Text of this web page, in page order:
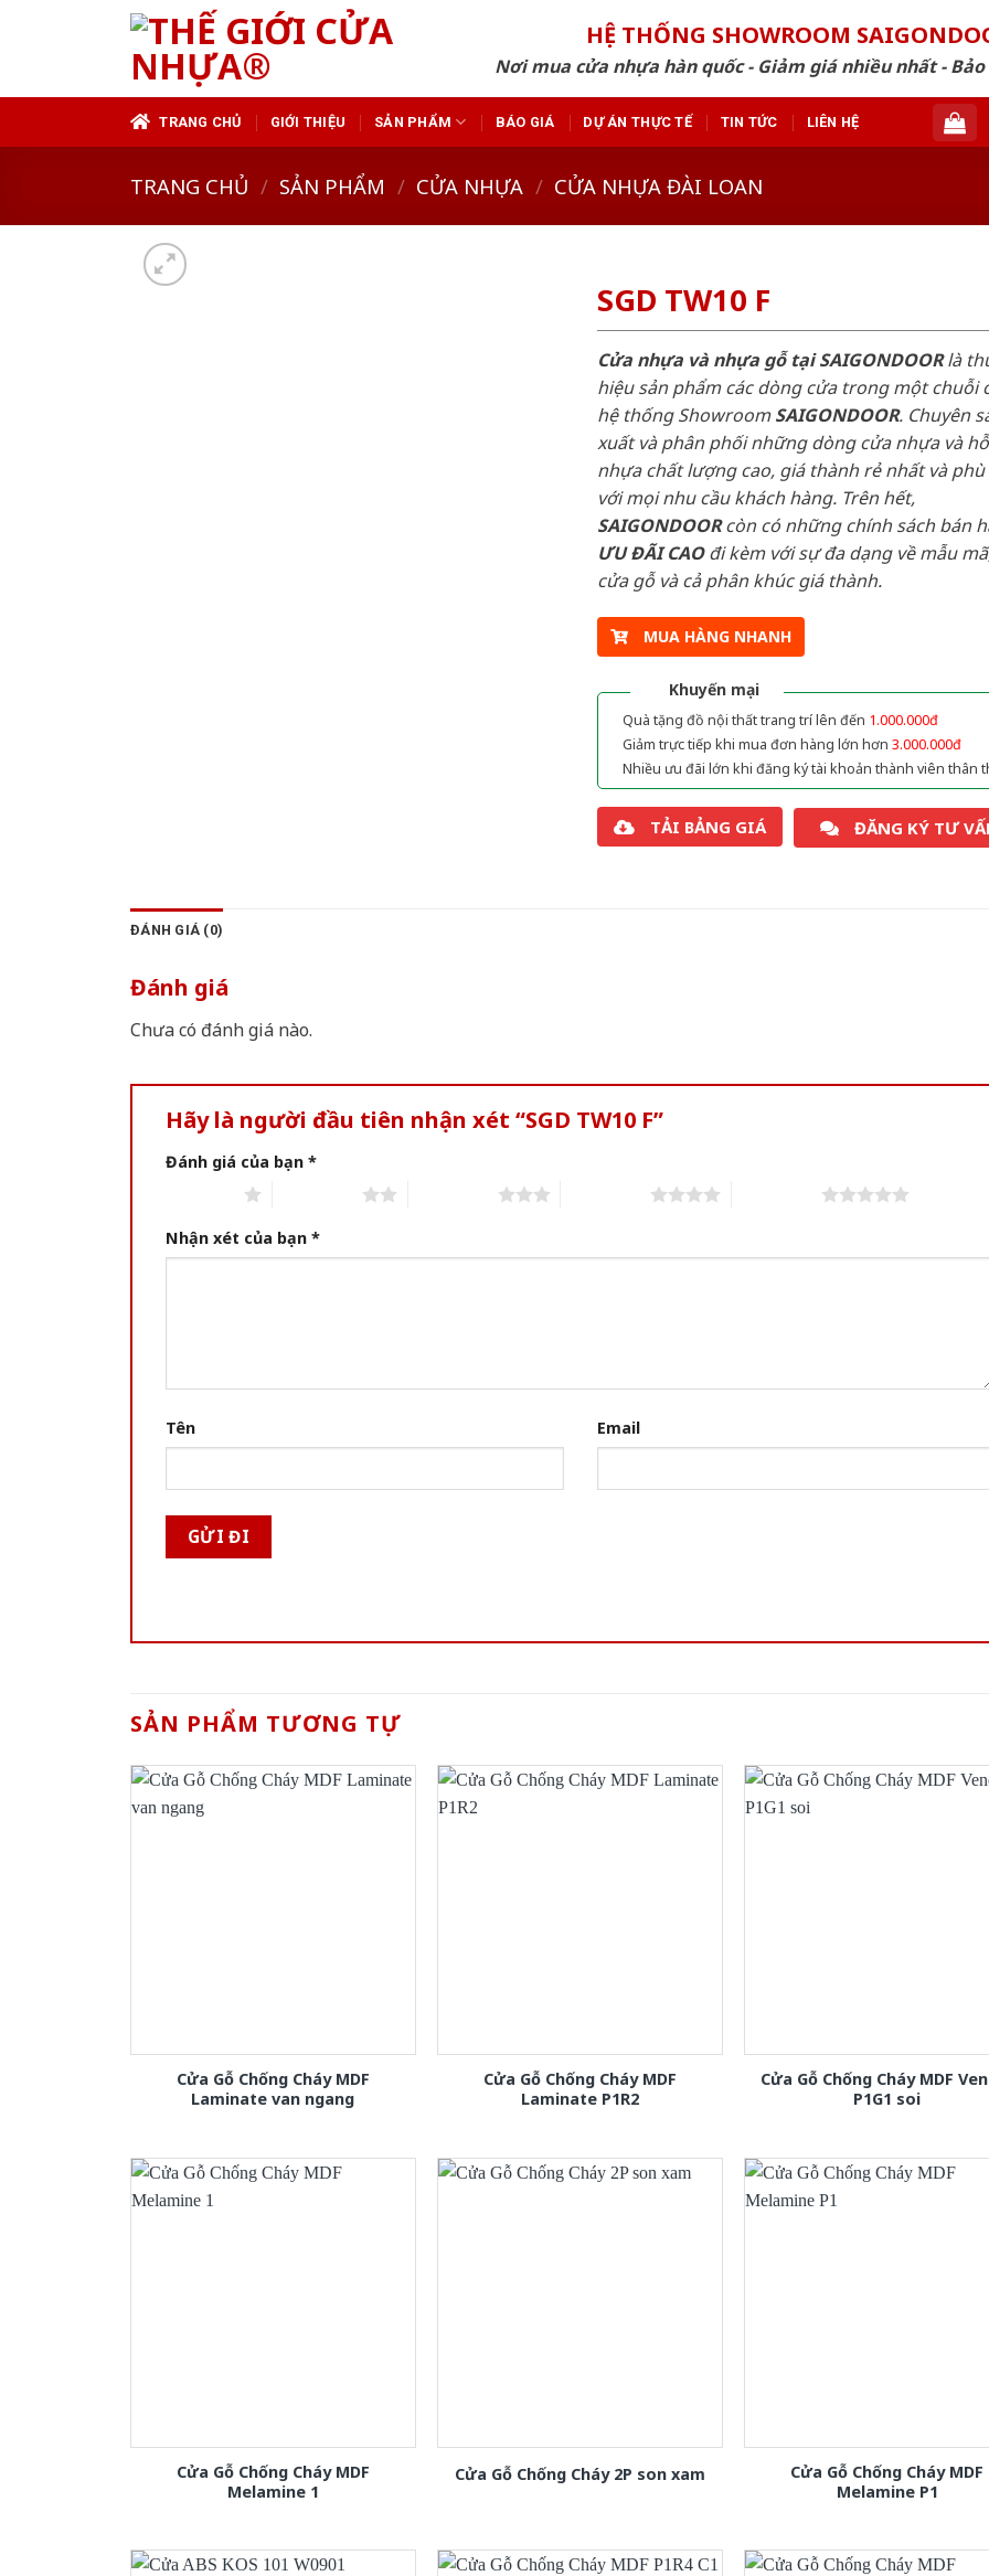
HỆ THỐNG SHOWROOM
Nơi mua cửa nhựa hàn quốc - Giảm giá nhiều nhất -
TRANG CHỦ GIỚI THIỆU SẢN PHẨM BÁO GIÁ DỰ ÁN THỰC TẾ TIN TỨC LIÊN HỆ
TRANG CHỦ / SẢN PHẨM / CỬA NHỰA / CỬA NHỰA ĐÀI LOAN
SGD TW10 F
Cửa nhựa và nhựa gỗ tại SAIGONDOORlà
hiệu sản phẩm các dòng cửa trong một chuỗi
hệ thống ShowroomSAIGONDOOR. Chuyên
xuất và phân phối những dòng cửa nhựa và
nhựa chất lượng cao, giá thành rẻ nhất và
với mọi nhu cầu khách hàng. Trên hết,
SAIGONDOORcòn có những chính sách bán
ƯU ĐÃI CAOđi kèm với sự đa dạng về mẫu
cửa gỗ và cả phân khúc giá thành.
MUA HÀNG NHANH
Khuyến mại
Quà tặng đồ nội thất trang trí lên đến 1.000.000đ
Giảm trực tiếp khi mua đơn hàng lớn hơn 3.000.000đ
Nhiều ưu đãi lớn khi đăng ký tài khoản thành viên thân
TẢI BẢNG GIÁ ĐĂNG KÝ TƯ
ĐÁNH GIÁ (0)
Đánh giá
Chưa có đánh giá nào.
Hãy là người đầu tiên nhận xét “SGD TW10 F”
Đánh giá của bạn *
Nhận xét của bạn *
Tên Email
SẢN PHẨM TƯƠNG TỰ
Cửa Gỗ Chống Cháy MDF
Laminate van ngang
Cửa Gỗ Chống Cháy MDF
Laminate P1R2
Cửa Gỗ Chống Cháy MDF
P1G1 soi
Cửa Gỗ Chống Cháy MDF
Melamine 1
Cửa Gỗ Chống Cháy 2P son xam
Cửa Gỗ Chống Cháy MDF
Melamine P1